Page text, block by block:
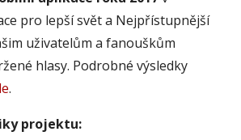
pro lepší svět a Nejpřístupnější
uživatelům a fanouškům
hlasy. Podrobné výsledky
.
projektu: